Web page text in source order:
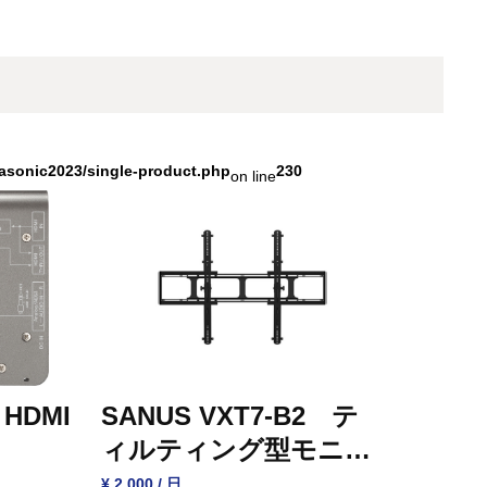
single-product.phpon line230
SANUS VXT7-B2 テ
ィルティング型モニタ